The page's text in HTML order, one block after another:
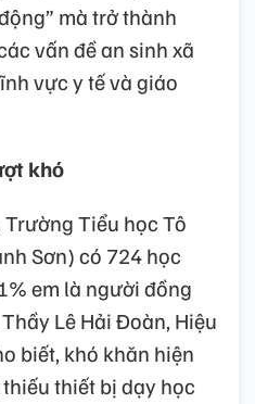
mà trở thành
vấn đề an sinh xã
vực y tế và giáo
khó
Tiểu học Tô
Sơn) có 724 học
em là người đồng
Lê Hải Đoàn, Hiệu
biết, khó khăn hiện
thiết bị dạy học